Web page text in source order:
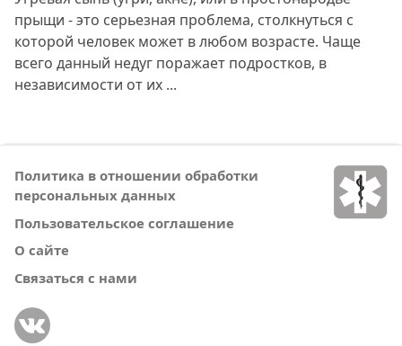
прыщи - это серьезная проблема, столкнуться с
которой человек может в любом возрасте. Чаще
всего данный недуг поражает подростков, в
независимости от их ...
Политика в отношении обработки
персональных данных
Пользовательское соглашение
О сайте
Связаться с нами